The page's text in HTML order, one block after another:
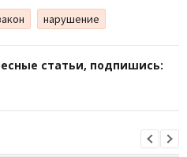
нарушение
статьи, подпишись: